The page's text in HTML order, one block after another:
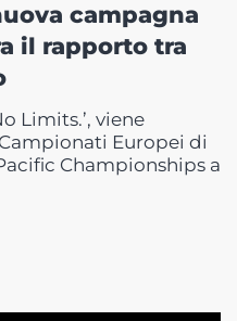
campagna
il rapporto tra
Limits.’, viene
Europei di
Championships a